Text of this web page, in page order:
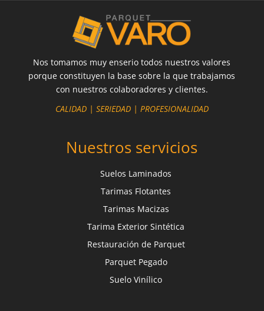
Nos tomamos muy enserio todos nuestros valores
porque constituyen la base sobre la que trabajamos
con nuestros colaboradores y clientes.
CALIDAD | SERIEDAD | PROFESIONALIDAD
Nuestros servicios
Suelos Laminados
Tarimas Flotantes
Tarimas Macizas
Tarima Exterior Sintética
Restauración de Parquet
Parquet Pegado
Suelo Vinílico